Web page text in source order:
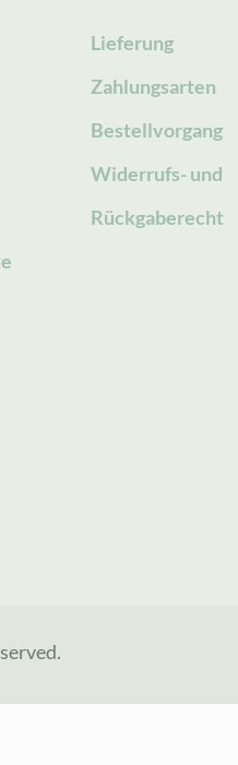
Lieferung
Zahlungsarten
Bestellvorgang
Widerrufs- und
Rückgaberecht